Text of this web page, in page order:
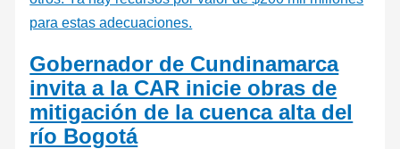
Gobernador de Cundinamarca
invita a la CAR inicie obras de
mitigación de la cuenca alta del
río Bogotá